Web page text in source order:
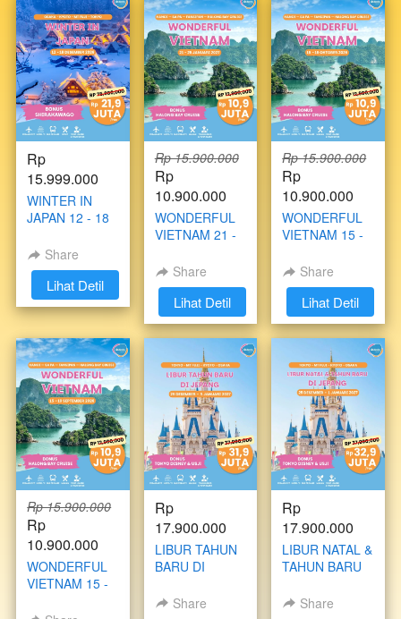
Rp
15.999.000
WINTER IN
JAPAN 12 - 18
2026Share
`Lihat Detil
Rp 15.900.000
Rp
10.900.000
WONDERFUL
VIETNAM 21 -
2027Share
`
Lihat Detil
Rp 15.900.000
Rp
10.900.000
WONDERFUL
VIETNAM 15 -
2026Share
`Lihat Detil
Rp 15.900.000
Rp
10.900.000
WONDERFUL
VIETNAM 15 -
Rp
17.900.000
LIBUR TAHUN
BARU DI
DESEMBER - 5
Share
Rp
17.900.000
LIBUR NATAL &
TAHUN BARU
DESEMBER - 1
Share